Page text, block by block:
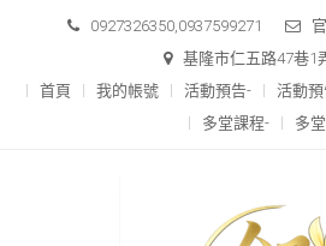
content
0927326350,0937599271
基隆市仁五路47巷1
首頁
我的帳號 活動預告- 活動
多堂課程-
多